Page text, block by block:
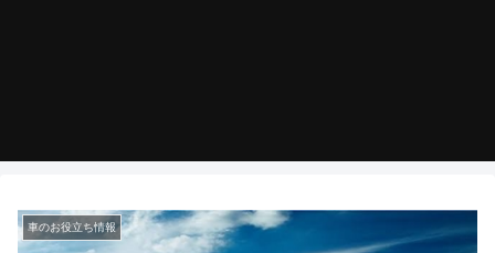
車のお役立ち情報